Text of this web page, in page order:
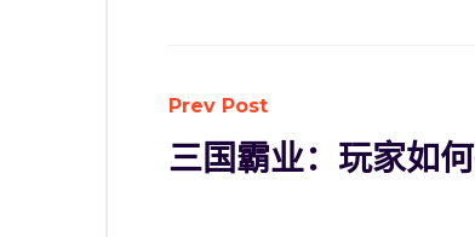
Prev Post
三国霸业：玩家如